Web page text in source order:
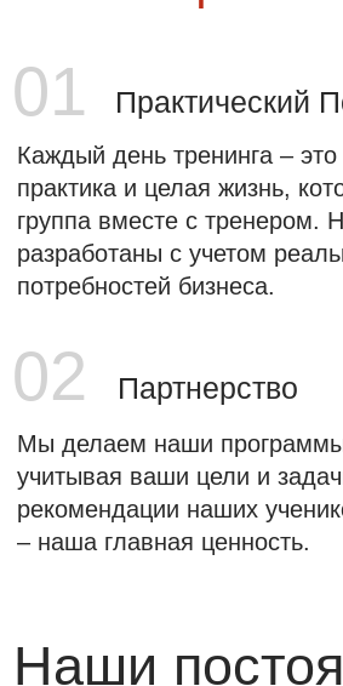
платить за билеты и проживание
80% практика и работа с кейсами.
Сочетание онлайн и офлайн обучения.
Смешанный
Мы гибкие и адаптивные,
подберем индивидуальное
Хочу решение